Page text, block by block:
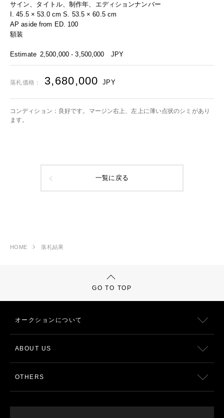
サイン、タイトル、制作年、エディションナンバー
I. 45.5 × 53.0 cm S. 53.5 × 60.5 cm
AP aside from ED. 100
額装
Estimate 2,500,000 - 3,500,000 JPY
落札価格： 3,680,000 JPY
コンディション：良好です。マージン右上、左上に薄い点状のシミがあり
ます。
一覧に戻る
HOME 落札結果
GO TO TOP
オークションについて
ABOUT US
OTHERS